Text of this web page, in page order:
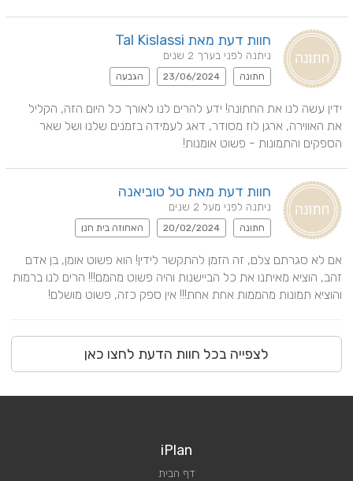
חוות דעת מאת Tal Kislassi
ניתנה לפני בערך 2 שנים
חתונה 23/06/2024 הגבעה
הספקים והתמונות - פשוט אומנות!
חוות דעת מאת טל טוביאנה
ניתנה לפני מעל 2 שנים
חתונה 20/02/2024 האחוזה בית חנן
והוציא תמונות מהממות אחת אחת!!! אין ספק כזה, פשוט מושלם!
לצפייה בכל חוות הדעת לחצו כאן
iPlan
דף הבית